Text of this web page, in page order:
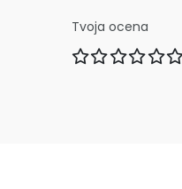
Tvoja ocena